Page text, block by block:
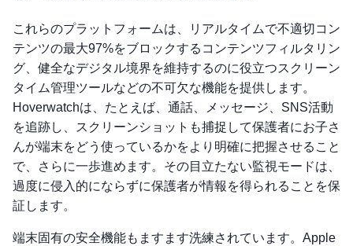
これらのプラットフォームは、リアルタイムで不適切コン
テンツの最大97%をブロックするコンテンツフィルタリン
グ、健全なデジタル境界を維持するのに役立つスクリーン
タイム管理ツールなどの不可欠な機能を提供します。
Hoverwatchは、たとえば、通話、メッセージ、SNS活動
を追跡し、スクリーンショットも捕捉して保護者にお子さ
んが端末をどう使っているかをより明確に把握させること
で、さらに一歩進めます。その目立たない監視モードは、
過度に侵入的にならずに保護者が情報を得られることを保
証します。
端末固有の安全機能もますます洗練されています。Apple